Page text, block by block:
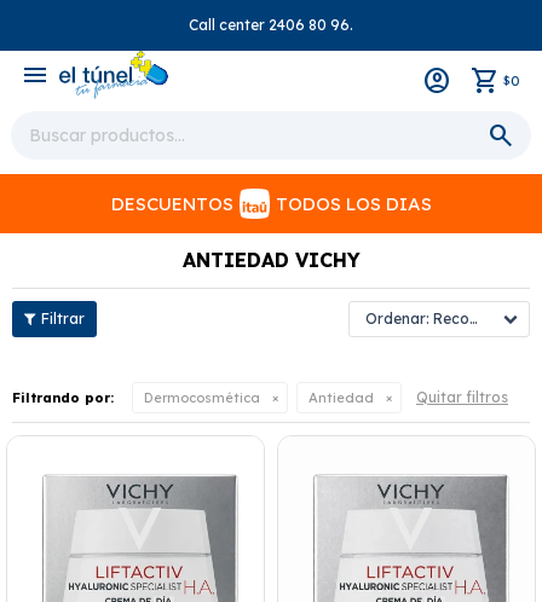
Call center 2406 80 96.
menu $0
DESCUENTOS TODOS LOS DIAS
ANTIEDAD VICHY
Recomendados
Filtrando por: Dermocosmética Antiedad Quitar filtros
close